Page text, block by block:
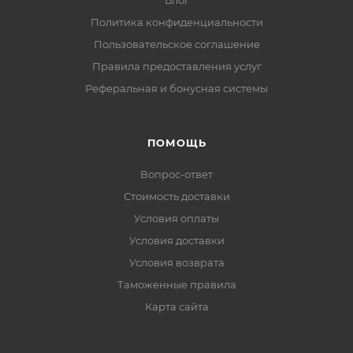
Политика конфиденциальности
Пользовательское соглашение
Правила предоставления услуг
Реферальная и бонусная системы
ПОМОЩЬ
Вопрос-ответ
Стоимость доставки
Условия оплаты
Условия доставки
Условия возврата
Таможенные правила
Карта сайта